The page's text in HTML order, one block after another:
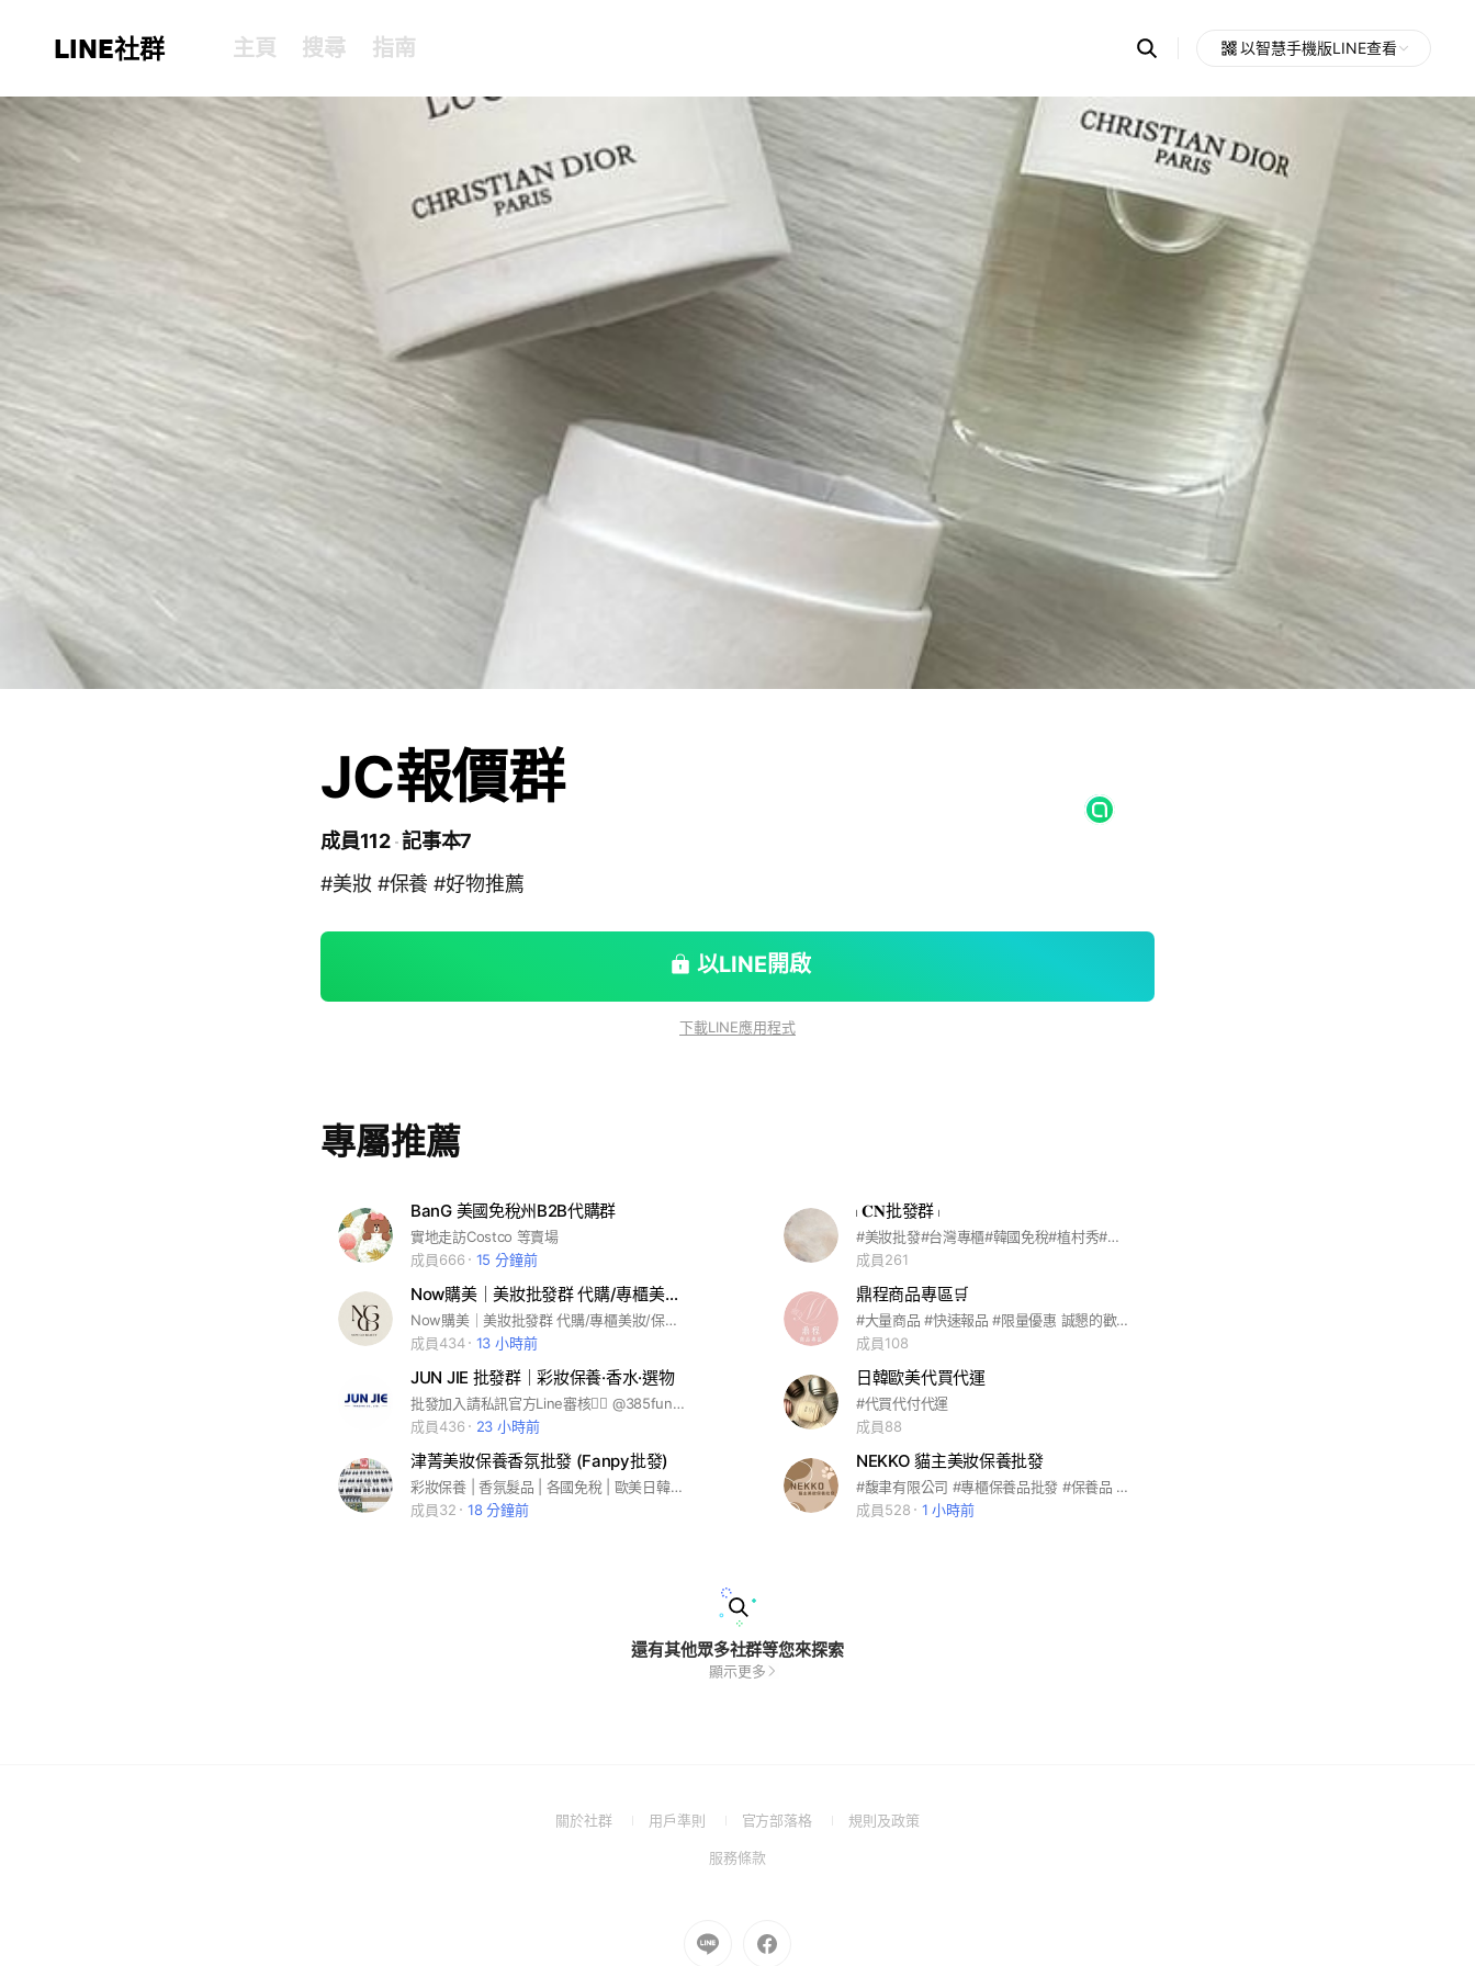
LINE社群 主頁 搜尋 指南 Search
OpenChats
messages
search
area
以智慧手機版LINE查看
JC報價群
成員112 記事本7
#美妝 #保養 #好物推薦
以LINE開啟
下載LINE應用程式
專屬推薦
BanG 美國免稅州B2B代購群
實地走訪Costco 等賣場
成員666
15 分鐘前
𓏺 𝐂𝐍批發群 𓏺
#美妝批發#台灣專櫃#韓國免稅#植村秀#品木宣言#ysl#mac#蘭蔻#雅詩蘭黛#彩妝批發#保養品批發#韓國批發#香水批發
成員261
Now購美｜美妝批發群 代購/專櫃美妝/保養/香水
Now購美｜美妝批發群 代購/專櫃美妝/保養/香水 #批發 #美妝批發 #代購 #妝品 #保養品 #香水 #韓國選物 #韓國免稅 #各國免稅 #歐美代購 #台灣專櫃貨 #零售 #批發價 #團購 #韓國代購 #選品 #韓國品牌 #美妝保養品 #彩妝 #專櫃 #正貨 #美妝代購 #保養品代購 #香氛代購 #專櫃代購 #妝 #免稅店 #化妝品 #口紅 #唇膏 #唇釉 #粉餅 #打亮 #護髮 #沐浴油 #磨砂膏 #身體乳 #定妝噴霧 #髮香噴霧 #刷具 #理膚寶水 #雅詩蘭黛 #香奈兒 #潘海利根 #摩洛哥 #愛馬仕 #蘭蔻 #嬌蘭 #契爾氏 #粉底 #眼影 #腮紅 #修容 #高光 #沐浴 #克蘭詩 #植村秀 #歐舒丹 #倩碧 #品木宣言 #紀梵希 #海洋拉娜 #伊莉莎白雅頓 #資生堂 #香水代購 #香氛蠟燭 #Diptyque #CHANEL #GUCCI #Chloe #SKII #CLARINS #JoMalone #Sabon #Aesop #MAC #Loewe #YSL #TomFord #PENHALIGON'S #Moroccanoil #Profusion #Hermes #LauraMercier #Dior #Lancome #Kiehl's #GiorgioArmani #Nars #MakeUpForever #IPSA #LELABO #LaMer #AEVDA #CULIT
成員434
13 小時前
鼎程商品專區🛒
#大量商品 #快速報品 #限量優惠 誠懇的歡迎您加入📣鼎程商品專區📣 1⃣加入第一步➡請先聯繫官方LINE@ https://lin.ee/cSrDa4A ✅上班時間平日9:00-18:00 鼎程實業有限公司 43817019
成員108
JUN JIE 批發群｜彩妝保養·香水·選物
批發加入請私訊官方Line審核👉🏻 @385funlq #彩妝 #美妝 #保養 #香水 #髮品 #精品 #選物 #台灣專櫃貨 #海外免稅 #海外專櫃 #韓國免稅 #批發 #零售
成員436
23 小時前
日韓歐美代買代運
#代買代付代運
成員88
津菁美妝保養香氛批發 (Fanpy批發)
彩妝保養 | 香氛髮品 | 各國免稅 | 歐美日韓 代購批發 𝐋𝐢𝐧𝐞 𝐈𝐃 : @𝟐𝟏𝟗𝐚𝐥𝐯𝐝𝐬 加入批發請先私訊審核 #美妝批發 #彩妝批發 #保養批發 #保養品批發 #香氛批發 #香水批發 #香氛蠟燭批發 #蠟燭批發 #專櫃批發 #美妝代購 #彩妝代購 #保養代購 #保養品代購 #香氛代購 #香水代購 #香氛蠟燭代購 #蠟燭代購 #專櫃代購 #美妝 #彩妝 #保養 #保養品 #香氛 #香水 #香氛蠟燭 #蠟燭 #專櫃
成員32
18 分鐘前
NEKKO 貓主美妝保養批發
#馥聿有限公司 #專櫃保養品批發 #保養品 #小物批發 #批發 #香水批發 #香水 #彩妝 #專櫃 #美髮 #美妝 #無壓力做生意#香水代購#保養品代購#護髮代購
成員528
1 小時前
還有其他眾多社群等您來探索
顯示更多
關於社群
(Open用戶準則
(Open
a
官方部落格
(Open規則及政策(Open
服務條款(Open
window)
Go
to
Go
to